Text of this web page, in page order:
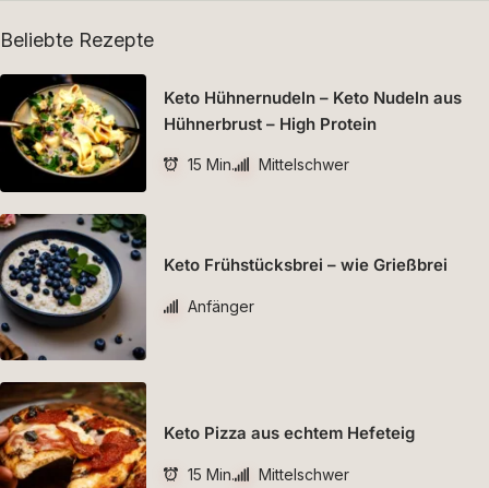
Beliebte Rezepte
Keto Hühnernudeln – Keto Nudeln aus
Hühnerbrust – High Protein
15 Min. Mittelschwer
Keto Frühstücksbrei – wie Grießbrei
Anfänger
Keto Pizza aus echtem Hefeteig
15 Min. Mittelschwer